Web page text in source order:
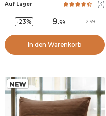
Terrakotta
Auf Lager (3)
-23% 9.99 12.99
In den Warenkorb